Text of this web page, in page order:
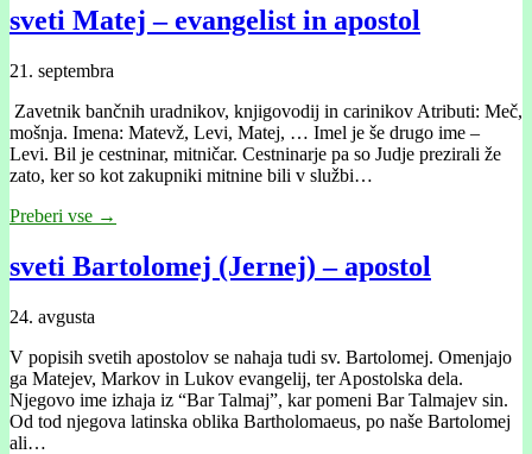
sveti Matej – evangelist in apostol
21. septembra
Zavetnik bančnih uradnikov, knjigovodij in carinikov Atributi: Meč,
mošnja. Imena: Matevž, Levi, Matej, … Imel je še drugo ime –
Levi. Bil je cestninar, mitničar. Cestninarje pa so Judje prezirali že
zato, ker so kot zakupniki mitnine bili v službi…
Preberi vse →
sveti Bartolomej (Jernej) – apostol
24. avgusta
V popisih svetih apostolov se nahaja tudi sv. Bartolomej. Omenjajo
ga Matejev, Markov in Lukov evangelij, ter Apostolska dela.
Njegovo ime izhaja iz “Bar Talmaj”, kar pomeni Bar Talmajev sin.
Od tod njegova latinska oblika Bartholomaeus, po naše Bartolomej
ali…